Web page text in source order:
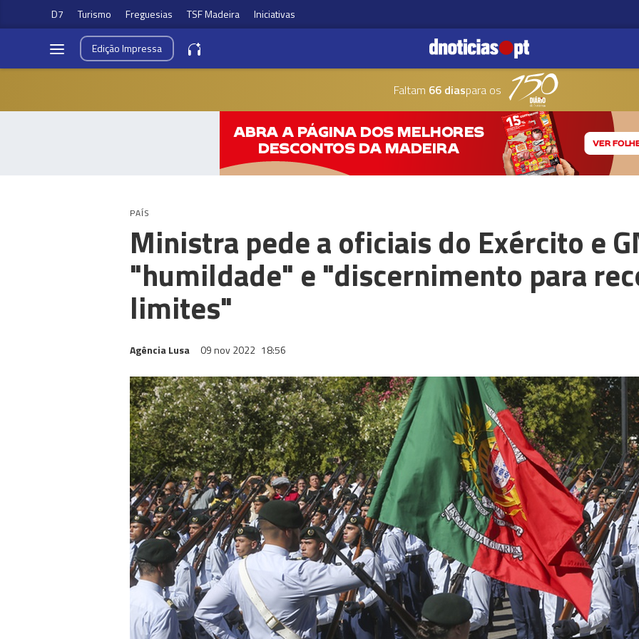
D7 Turismo Freguesias TSF Madeira Iniciativas
EdiçãoImpressa
Faltam 66 diaspara os
PAÍS
Ministra pede a oficiais do Exército e
"humildade" e "discernimento para
limites"
Agência Lusa 09 nov 2022 18:56